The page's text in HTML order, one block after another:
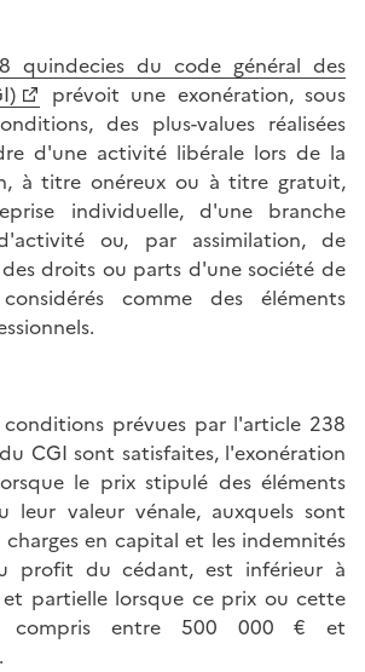
quindecies du code général des
prévoit une exonération, sous
des plus-values réalisées
d'une activité libérale lors de la
à titre onéreux ou à titre gratuit,
individuelle, d'une branche
ou, par assimilation, de
droits ou parts d'une société de
comme des éléments
conditions prévues par l'article 238
CGI sont satisfaites, l'exonération
le prix stipulé des éléments
leur valeur vénale, auxquels sont
charges en capital et les indemnités
profit du cédant, est inférieur à
et partielle lorsque ce prix ou cette
compris entre 500 000 € et
.